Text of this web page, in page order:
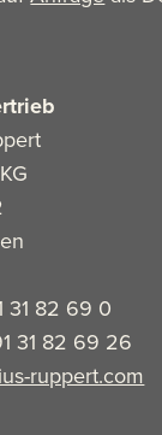
31 82 69 0
31 82 69 26
ruppert.com